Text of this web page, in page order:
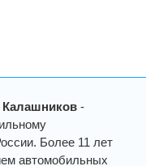
-
Более 11 лет
автомобильных